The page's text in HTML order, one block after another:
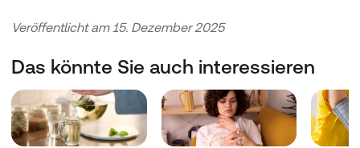
Veröffentlicht am 15. Dezember 2025
Das könnte Sie auch interessieren